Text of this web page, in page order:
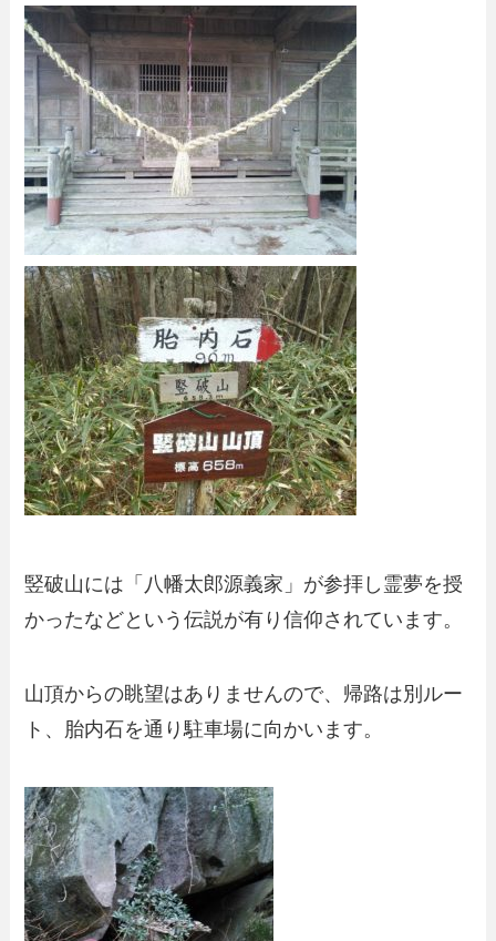
竪破山には「八幡太郎源義家」が参拝し霊夢を授
かったなどという伝説が有り信仰されています。
山頂からの眺望はありませんので、帰路は別ルー
ト、胎内石を通り駐車場に向かいます。